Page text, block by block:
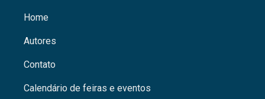
Home
Autores
Contato
Calendário de feiras e eventos